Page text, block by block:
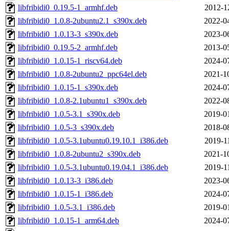
libfribidi0_0.19.5-1_armhf.deb
2012-
libfribidi0_1.0.8-2ubuntu2.1_s390x.deb
2022-
libfribidi0_1.0.13-3_s390x.deb
2023-
libfribidi0_0.19.5-2_armhf.deb
2013-
libfribidi0_1.0.15-1_riscv64.deb
2024-
libfribidi0_1.0.8-2ubuntu2_ppc64el.deb
2021-
libfribidi0_1.0.15-1_s390x.deb
2024-
libfribidi0_1.0.8-2.1ubuntu1_s390x.deb
2022-
libfribidi0_1.0.5-3.1_s390x.deb
2019-
libfribidi0_1.0.5-3_s390x.deb
2018-
libfribidi0_1.0.5-3.1ubuntu0.19.10.1_i386.deb
2019-
libfribidi0_1.0.8-2ubuntu2_s390x.deb
2021-
libfribidi0_1.0.5-3.1ubuntu0.19.04.1_i386.deb
2019-
libfribidi0_1.0.13-3_i386.deb
2023-
libfribidi0_1.0.15-1_i386.deb
2024-
libfribidi0_1.0.5-3.1_i386.deb
2019-
libfribidi0_1.0.15-1_arm64.deb
2024-